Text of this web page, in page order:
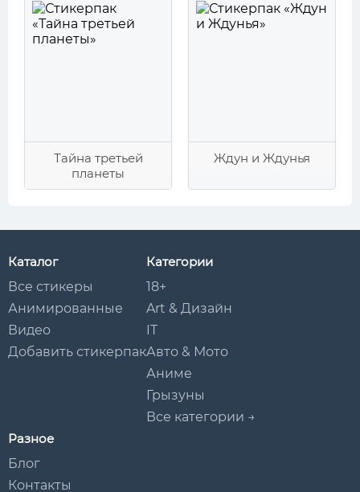
Тайна третьей
планеты
Ждун и Ждунья
Каталог
Все стикеры
Анимированные
Видео
Добавить стикерпак
Категории
18+
Art & Дизайн
IT
Авто & Мото
Аниме
Грызуны
Все категории →
Разное
Блог
Контакты